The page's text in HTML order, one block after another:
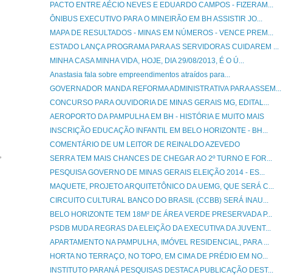
PACTO ENTRE AÉCIO NEVES E EDUARDO CAMPOS - FIZERAM...
ÔNIBUS EXECUTIVO PARA O MINEIRÃO EM BH ASSISTIR JO...
MAPA DE RESULTADOS - MINAS EM NÚMEROS - VENCE PREM...
ESTADO LANÇA PROGRAMA PARA AS SERVIDORAS CUIDAREM ...
MINHA CASA MINHA VIDA, HOJE, DIA 29/08/2013, É O Ú...
Anastasia fala sobre empreendimentos atraídos para...
GOVERNADOR MANDA REFORMA ADMINISTRATIVA PARA ASSEM...
CONCURSO PARA OUVIDORIA DE MINAS GERAIS MG, EDITAL...
AEROPORTO DA PAMPULHA EM BH - HISTÓRIA E MUITO MAIS
INSCRIÇÃO EDUCAÇÃO INFANTIL EM BELO HORIZONTE - BH...
COMENTÁRIO DE UM LEITOR DE REINALDO AZEVEDO
SERRA TEM MAIS CHANCES DE CHEGAR AO 2º TURNO E FOR...
PESQUISA GOVERNO DE MINAS GERAIS ELEIÇÃO 2014 - ES...
MAQUETE, PROJETO ARQUITETÔNICO DA UEMG, QUE SERÁ C...
CIRCUITO CULTURAL BANCO DO BRASIL (CCBB) SERÁ INAU...
BELO HORIZONTE TEM 18M² DE ÁREA VERDE PRESERVADA P...
PSDB MUDA REGRAS DA ELEIÇÃO DA EXECUTIVA DA JUVENT...
APARTAMENTO NA PAMPULHA, IMÓVEL RESIDENCIAL, PARA ...
HORTA NO TERRAÇO, NO TOPO, EM CIMA DE PRÉDIO EM NO...
INSTITUTO PARANÁ PESQUISAS DESTACA PUBLICAÇÃO DEST...